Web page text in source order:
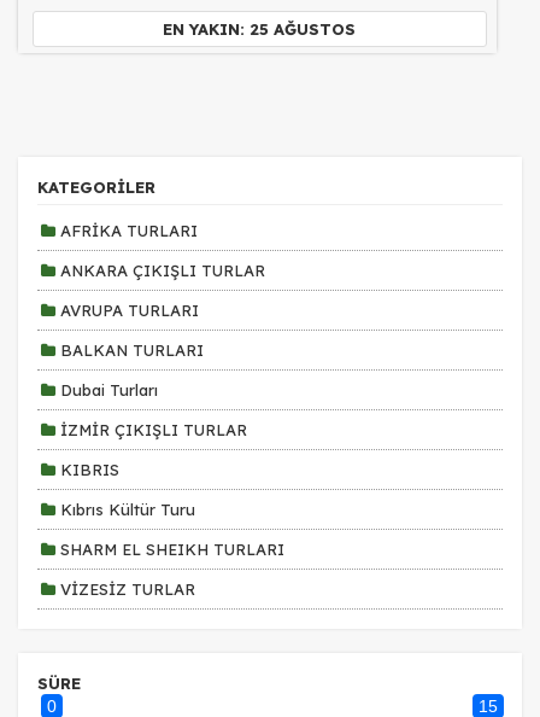
Tercihleri Kaydet
EN YAKIN: 25 AĞUSTOS
KATEGORİLER
AFRİKA TURLARI
ANKARA ÇIKIŞLI TURLAR
AVRUPA TURLARI
BALKAN TURLARI
Dubai Turları
İZMİR ÇIKIŞLI TURLAR
KIBRIS
Kıbrıs Kültür Turu
SHARM EL SHEIKH TURLARI
VİZESİZ TURLAR
SÜRE
0
15